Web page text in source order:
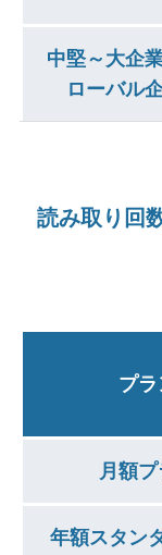
中堅～大企
ローバル
読み取り回
プラ
月額
年額スタン